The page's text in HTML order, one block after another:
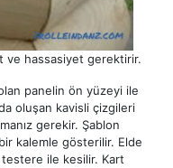
ve hassasiyet gerektirir.
panelin ön yüzeyi ile
oluşan kavisli çizgileri
gerekir. Şablon
kalemle gösterilir. Elde
ile kesilir. Kart